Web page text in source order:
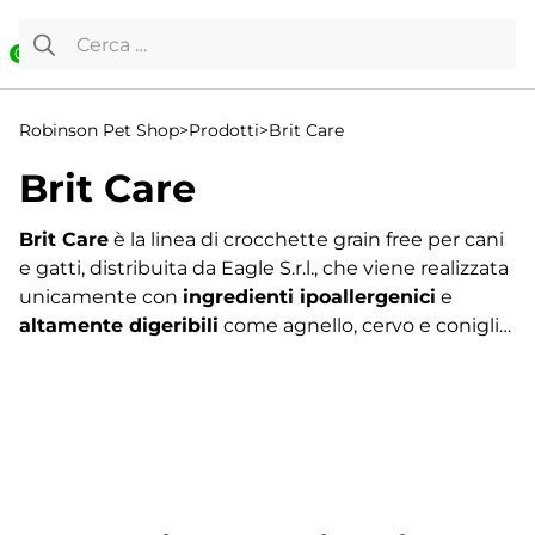
0
Ricerca per:
Robinson Pet Shop>Prodotti>Brit Care
Brit Care
Brit Care è la linea di crocchette grain free per cani
e gatti, distribuita da Eagle S.r.l., che viene realizzata
unicamente con ingredienti ipoallergenici e
altamente digeribili come agnello, cervo e coniglio,